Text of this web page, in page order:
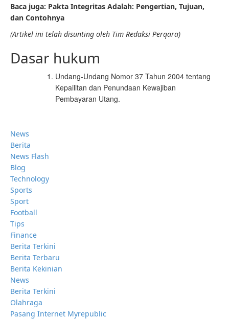
Baca juga: Pakta Integritas Adalah: Pengertian, Tujuan,
dan Contohnya
(Artikel ini telah disunting oleh Tim Redaksi Perqara)
Dasar hukum
Undang-Undang Nomor 37 Tahun 2004 tentang
Kepailitan dan Penundaan Kewajiban
Pembayaran Utang.
News
Berita
News Flash
Blog
Technology
Sports
Sport
Football
Tips
Finance
Berita Terkini
Berita Terbaru
Berita Kekinian
News
Berita Terkini
Olahraga
Pasang Internet Myrepublic